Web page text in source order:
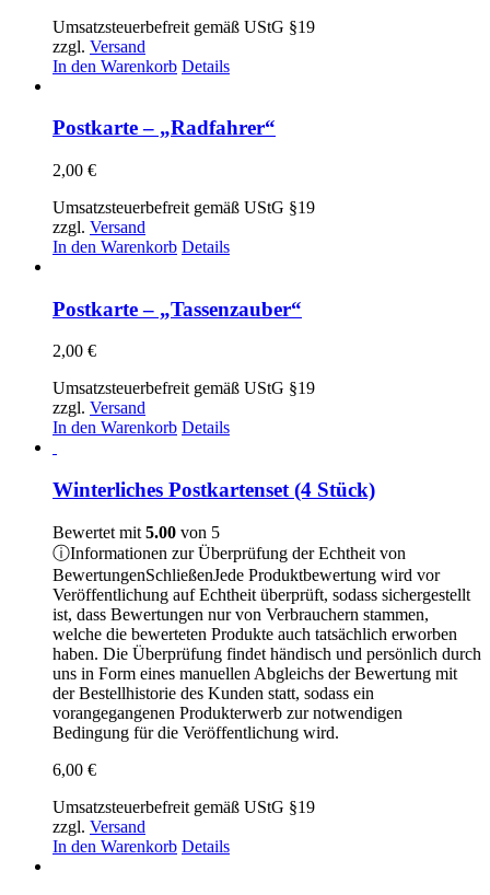
Optionen
können
auf
der
gewählt
werden
Umsatzsteuerbefreit gemäß UStG §19
zzgl. Versand
In den Warenkorb Details
Postkarte – „Radfahrer“
2,00 €
Umsatzsteuerbefreit gemäß UStG §19
zzgl. Versand
In den Warenkorb Details
Postkarte – „Tassenzauber“
2,00 €
Umsatzsteuerbefreit gemäß UStG §19
zzgl. Versand
In den Warenkorb Details
Winterliches Postkartenset (4 Stück)
Bewertet mit 5.00 von 5
ⓘInformationen zur Überprüfung der Echtheit von
BewertungenSchließenJede Produktbewertung wird vor
Veröffentlichung auf Echtheit überprüft, sodass sichergestellt
ist, dass Bewertungen nur von Verbrauchern stammen,
welche die bewerteten Produkte auch tatsächlich erworben
haben. Die Überprüfung findet händisch und persönlich durch
uns in Form eines manuellen Abgleichs der Bewertung mit
der Bestellhistorie des Kunden statt, sodass ein
vorangegangenen Produkterwerb zur notwendigen
Bedingung für die Veröffentlichung wird.
6,00 €
Umsatzsteuerbefreit gemäß UStG §19
zzgl. Versand
In den Warenkorb Details